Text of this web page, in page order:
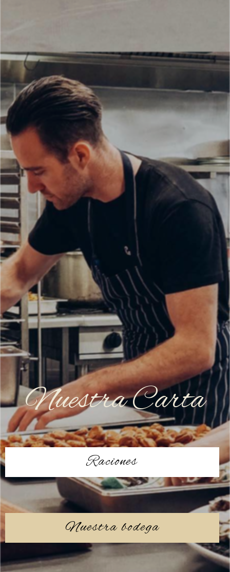
Nuestra Carta
Raciones
Nuestra bodega